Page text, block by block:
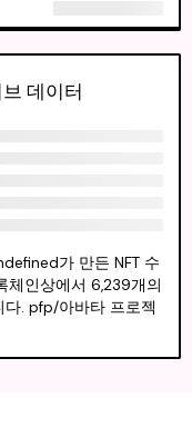
데이터
가 만든 NFT 수
체인상에서 6,239개의
다. pfp/아바타 프로젝